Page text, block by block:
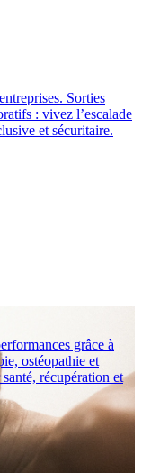
Sorties
: vivez l’escalade
et sécuritaire.
grâce à
ostéopathie et
récupération et